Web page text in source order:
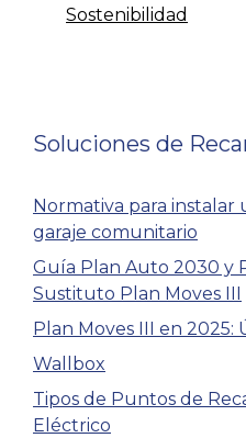
Sostenibilidad
Soluciones de
Normativa para
garaje comunitario
Guía Plan Auto 2030 y
Sustituto Plan Moves III
Plan Moves III en 2025:
Wallbox
Tipos de Puntos de
Eléctrico